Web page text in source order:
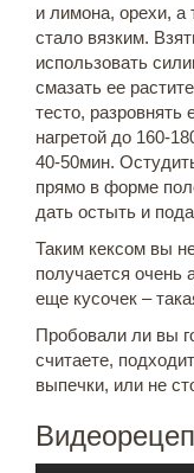
и лимона, орехи, а
стало вязким.
использовать
смазать ее
тесто, разровнять
нагретой до 160-
40-50мин.
прямо в форме
дать остыть и
Таким кексом вы
получается очень
еще кусочек –
Пробовали ли вы
считаете,
выпечки, или не